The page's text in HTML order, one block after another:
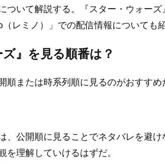
ついて解説する。『スター・ウォーズ
レミノ）」での配信情報についても紹
』を見る順番は？
順または時系列順に見るのがおすすめ
、公開順に見ることでネタバレを避け
を理解していけるはずだ。